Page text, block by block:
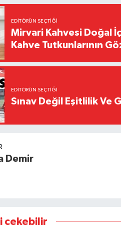
EDITÖRÜN SEÇTIĞI
Mirvari Kahvesi Doğal
Kahve Tutkunlarının
EDITÖRÜN SEÇTIĞI
Sınav Değil Eşitlilik Ve
Demir
çekebilir